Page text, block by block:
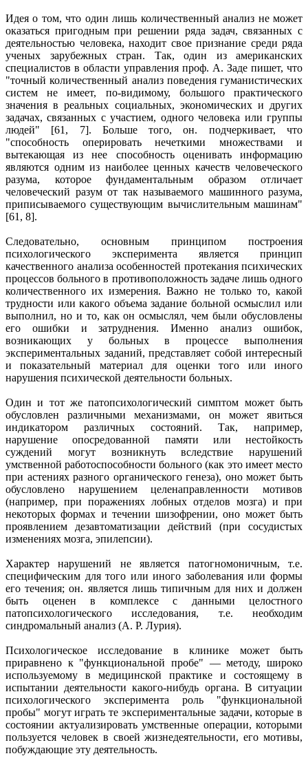
Идея о том, что один лишь количественный анализ не может
оказаться пригодным при решении ряда задач, связанных с
деятельностью человека, находит свое признание среди ряда
ученых зарубежных стран. Так, один из американских
специалистов в области управления проф. А. Заде пишет, что
"точный количественный анализ поведения гуманистических
систем не имеет, по-видимому, большого практического
значения в реальных социальных, экономических и других
задачах, связанных с участием, одного человека или группы
людей" [61, 7]. Больше того, он. подчеркивает, что
"способность оперировать нечеткими множествами и
вытекающая из нее способность оценивать информацию
являются одним из наиболее ценных качеств человеческого
разума, которое фундаментальным образом отличает
человеческий разум от так называемого машинного разума,
приписываемого существующим вычислительным машинам"
[61, 8].
Следовательно, основным принципом построения
психологического эксперимента является принцип
качественного анализа особенностей протекания психических
процессов больного в противоположность задаче лишь одного
количественного их измерения. Важно не только то, какой
трудности или какого объема задание больной осмыслил или
выполнил, но и то, как он осмыслял, чем были обусловлены
его ошибки и затруднения. Именно анализ ошибок,
возникающих у больных в процессе выполнения
экспериментальных заданий, представляет собой интересный
и показательный материал для оценки того или иного
нарушения психической деятельности больных.
Один и тот же патопсихологический симптом может быть
обусловлен различными механизмами, он может явиться
индикатором различных состояний. Так, например,
нарушение опосредованной памяти или нестойкость
суждений могут возникнуть вследствие нарушений
умственной работоспособности больного (как это имеет место
при астениях разного органического генеза), оно может быть
обусловлено нарушением целенаправленности мотивов
(например, при поражениях лобных отделов мозга) и при
некоторых формах и течении шизофрении, оно может быть
проявлением дезавтоматизации действий (при сосудистых
изменениях мозга, эпилепсии).
Характер нарушений не является патогномоничным, т.е.
специфическим для того или иного заболевания или формы
его течения; он. является лишь типичным для них и должен
быть оценен в комплексе с данными целостного
патопсихологического исследования, т.е. необходим
синдромальный анализ (А. Р. Лурия).
Психологическое исследование в клинике может быть
приравнено к "функциональной пробе" — методу, широко
используемому в медицинской практике и состоящему в
испытании деятельности какого-нибудь органа. В ситуации
психологического эксперимента роль "функциональной
пробы" могут играть те экспериментальные задачи, которые в
состоянии актуализировать умственные операции, которыми
пользуется человек в своей жизнедеятельности, его мотивы,
побуждающие эту деятельность.